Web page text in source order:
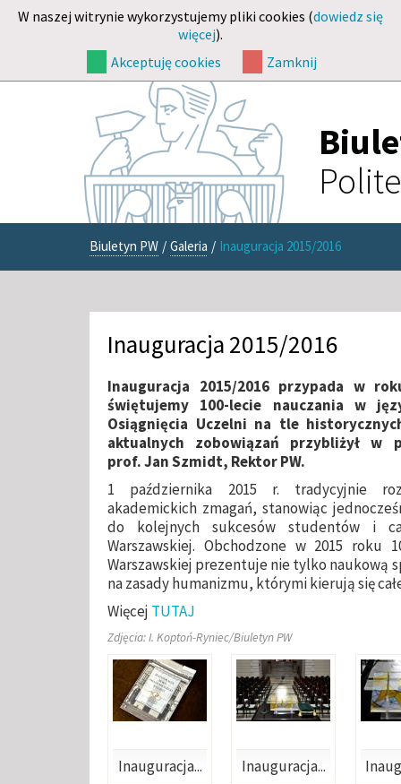
W naszej witrynie wykorzystujemy pliki cookies (dowiedz się
więcej).
Akceptuję cookies
Zamknij
Biuletyn PW / Galeria / Inauguracja 2015/2016
Inauguracja 2015/2016
Inauguracja 2015/2016 przypada w
świętujemy 100-lecie nauczania w
Osiągnięcia Uczelni na tle
aktualnych zobowiązań przybliżył w
prof. Jan Szmidt, Rektor PW.
1 października 2015 r. tradycyjnie
akademickich zmagań, stanowiąc
do kolejnych sukcesów studentów i
Warszawskiej. Obchodzone w 2015 roku
Warszawskiej prezentuje nie tylko naukową
na zasady humanizmu, którymi kierują się
Więcej TUTAJ
Zdjęcia: I. Koptoń-Ryniec/Biuletyn PW
Inauguracja... Inauguracja...